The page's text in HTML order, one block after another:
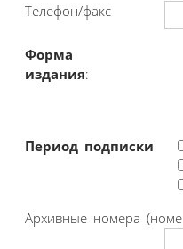
Телефон/факс
Форма
издания:
Период подписки
Архивные номера